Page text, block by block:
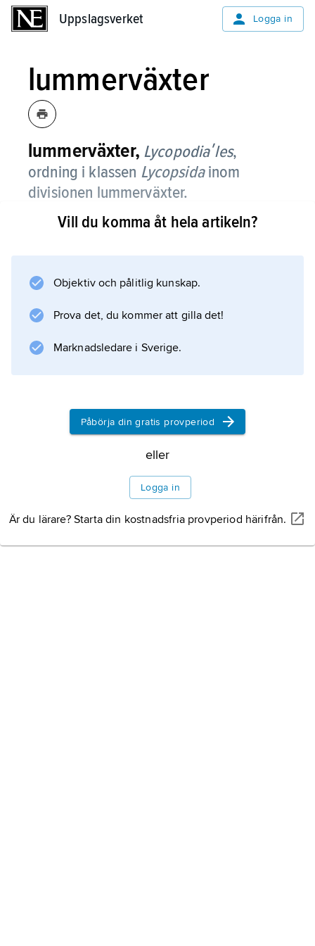
Uppslagsverket Logga in
lummerväxter
lummerväxter, Lycopodiaʹles,
ordning i klassen Lycopsidainom
divisionen lummerväxter.
Ordningen omfattar en familj,
Vill du komma åt hela artikeln?
Objektiv och pålitlig kunskap.
Prova det, du kommer att gilla det!
Marknadsledare i Sverige.
Påbörja din gratis provperiod
eller
Logga in
Är du lärare? Starta din kostnadsfria provperiod härifrån.